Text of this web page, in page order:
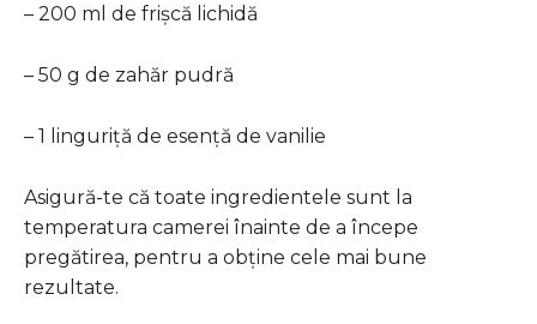
– 200 ml de frișcă lichidă
– 50 g de zahăr pudră
– 1 linguriță de esență de vanilie
Asigură-te că toate ingredientele sunt la
temperatura camerei înainte de a începe
pregătirea, pentru a obține cele mai bune
rezultate.